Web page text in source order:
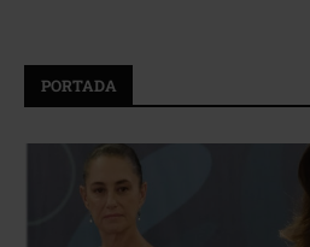
PORTADA